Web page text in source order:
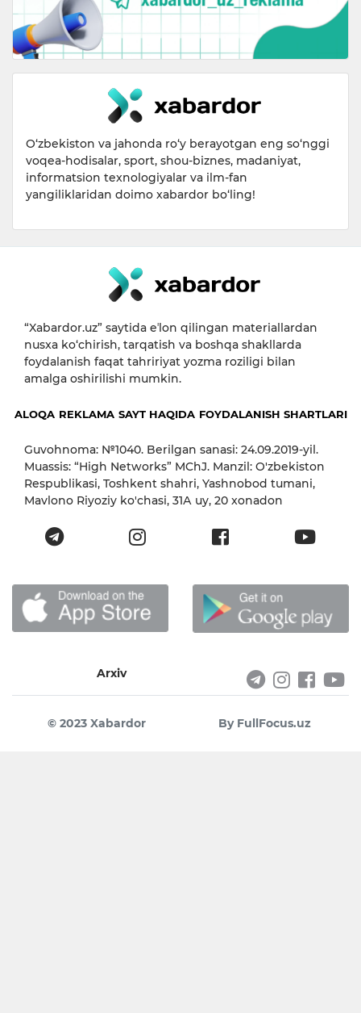
O‘zbekiston va jahonda ro‘y berayotgan eng so‘nggi
voqea-hodisalar, sport, shou-biznes, madaniyat,
informatsion texnologiyalar va ilm-fan
yangiliklaridan doimo xabardor bo‘ling!
“Xabardor.uz” saytida eʼlon qilingan materiallardan
nusxa ko‘chirish, tarqatish va boshqa shakllarda
foydalanish faqat tahririyat yozma roziligi bilan
amalga oshirilishi mumkin.
ALOQA REKLAMA SAYT HAQIDA FOYDALANISH SHARTLARI
Guvohnoma: №1040. Berilgan sanasi: 24.09.2019-yil.
Muassis: “High Networks” MChJ. Manzil: O'zbekiston
Respublikasi, Toshkent shahri, Yashnobod tumani,
Mavlono Riyoziy ko'chasi, 31А uy, 20 xonadon
Arxiv
© 2023 Xabardor By FullFocus.uz